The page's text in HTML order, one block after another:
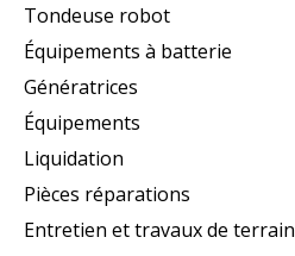
Tondeuse robot
Équipements à batterie
Génératrices
Équipements
Liquidation
Pièces réparations
Entretien et travaux de terrain